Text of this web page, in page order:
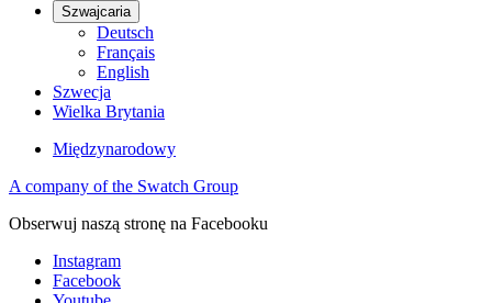
Szwajcaria
Deutsch
Français
English
Szwecja
Wielka Brytania
Międzynarodowy
A company of the Swatch Group
Obserwuj naszą stronę na Facebooku
Instagram
Facebook